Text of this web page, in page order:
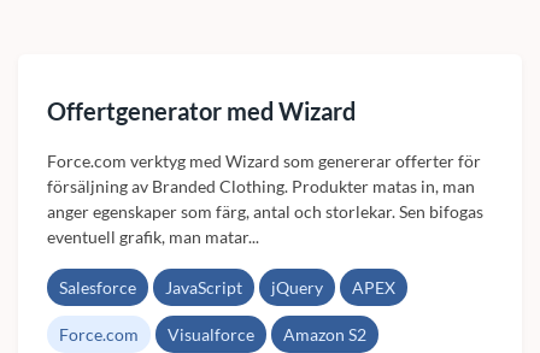
Offertgenerator med Wizard
Force.com verktyg med Wizard som genererar offerter för
försäljning av Branded Clothing. Produkter matas in, man
anger egenskaper som färg, antal och storlekar. Sen bifogas
eventuell grafik, man matar...
Salesforce JavaScript jQuery APEX
Force.com Visualforce Amazon S2